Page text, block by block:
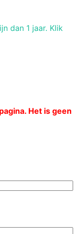
dan 1 jaar. Klik
Het is geen